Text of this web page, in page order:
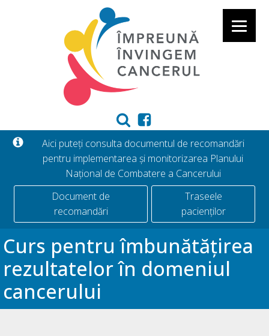
Aici puteți consulta documentul de recomandări
pentru implementarea și monitorizarea Planului
Național de Combatere a Cancerului
Document de
recomandări
Traseele
pacienților
Curs pentru îmbunătățirea
rezultatelor în domeniul
cancerului